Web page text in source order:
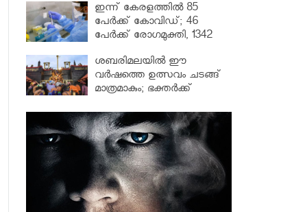
ഇന്ന് കേരളത്തിൽ 85
പേർക്ക് കോവിഡ്; 46
പേർക്ക് രോഗമുക്തി, 1342
ശബരിമലയില്‍ ഈ
വർഷത്തെ ഉത്സവം ചടങ്ങ്
മാത്രമാകും; ഭക്തർക്ക്